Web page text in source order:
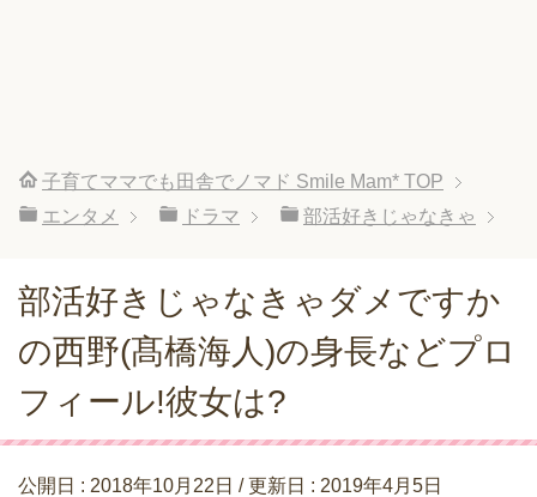
子育てママでも田舎でノマド Smile Mam* TOP
エンタメ
ドラマ 部活好きじゃなきゃ
部活好きじゃなきゃダメですか
の西野(髙橋海人)の身長などプロ
フィール!彼女は?
公開日 : 2018年10月22日 / 更新日 : 2019年4月5日